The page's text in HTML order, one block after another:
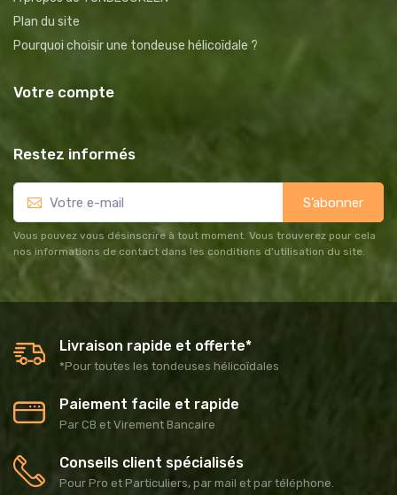
Plan du site
Pourquoi choisir une tondeuse hélicoïdale ?
Votre compte
Restez informés
S’abonner
Vous pouvez vous désinscrire à tout moment. Vous trouverez pour cela
nos informations de contact dans les conditions d'utilisation du site.
Livraison rapide et offerte*
*Pour toutes les tondeuses hélicoïdales
Paiement facile et rapide
Par CB et Virement Bancaire
Conseils client spécialisés
Pour Pro et Particuliers, par mail et par téléphone.